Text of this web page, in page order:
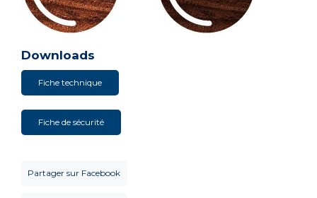
Downloads
Fiche technique
Fiche de sécurité
Partager sur Facebook